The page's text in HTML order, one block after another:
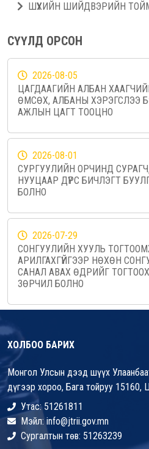
ШҮҮХИЙН ШИЙДВЭРИЙН
СҮҮЛД ОРСОН
2026-08-05
ЦАГДААГИЙН АЛБАН
ӨМСӨХ, АЛБАНЫ ХЭРЭГСЛЭЭ
АЖЛЫН ЦАГТ ТООЦНО
2026-08-01
СУРГУУЛИЙН ОРЧИНД
НУУЦААР ДҮРС БИЧЛЭГТ
БОЛНО
2026-07-29
СОНГУУЛИЙН ХУУЛЬ
АРИЛГАХГҮЙГЭЭР НӨХӨН
САНАЛ АВАХ ӨДРИЙГ
ЗӨРЧИЛ БОЛНО
ХОЛБОО БАРИХ
Монгол Улсын дээд шүүх
дүгээр хороо, Бага тойруу
Утас: 51261811
Мэйл: info@jtrii.gov.mn
Сургалтын төв: 51263239